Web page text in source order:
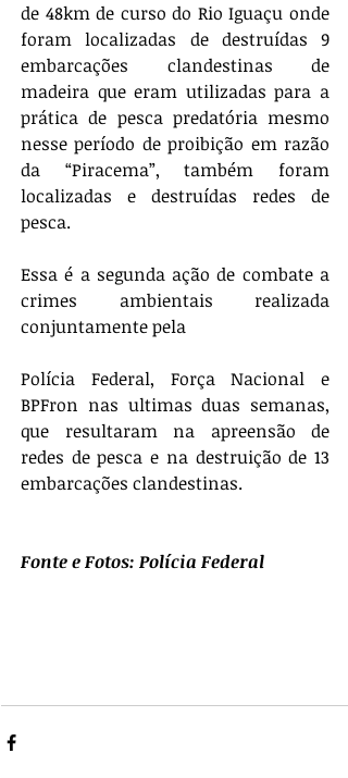
de 48km de curso do Rio Iguaçu onde
foram localizadas de destruídas 9
embarcações clandestinas de
madeira que eram utilizadas para a
prática de pesca predatória mesmo
nesse período de proibição em razão
da “Piracema”, também foram
localizadas e destruídas redes de
pesca.
Essa é a segunda ação de combate a
crimes ambientais realizada
conjuntamente pela
Polícia Federal, Força Nacional e
BPFron nas ultimas duas semanas,
que resultaram na apreensão de
redes de pesca e na destruição de 13
embarcações clandestinas.
Fonte e Fotos: Polícia Federal